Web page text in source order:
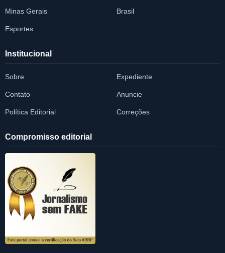
Minas Gerais Brasil
Esportes
Institucional
Sobre Expediente
Contato Anuncie
Política Editorial Correções
Compromisso editorial